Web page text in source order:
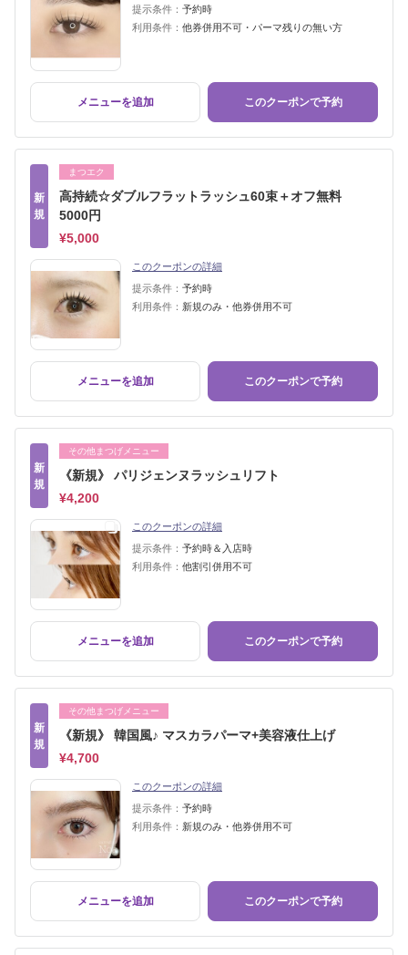
提示条件： 予約時
利用条件： 他券併用不可・パーマ残りの無い方
メニューを追加 このクーポンで予約
新
規
まつエク
高持続☆ダブルフラットラッシュ60束＋オフ無料
5000円
¥5,000
このクーポンの詳細
提示条件： 予約時
利用条件： 新規のみ・他券併用不可
メニューを追加 このクーポンで予約
新
規
その他まつげメニュー
《新規》 パリジェンヌラッシュリフト
¥4,200
このクーポンの詳細
提示条件： 予約時＆入店時
利用条件： 他割引併用不可
メニューを追加 このクーポンで予約
新
規
その他まつげメニュー
《新規》 韓国風♪ マスカラパーマ+美容液仕上げ
¥4,700
このクーポンの詳細
提示条件： 予約時
利用条件： 新規のみ・他券併用不可
メニューを追加 このクーポンで予約